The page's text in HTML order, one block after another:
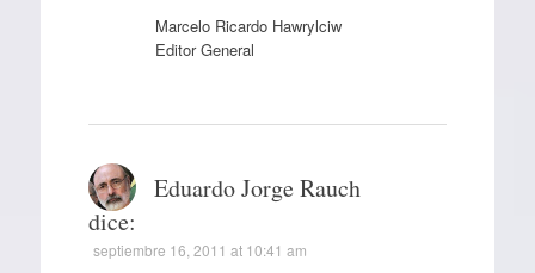
Marcelo Ricardo Hawrylciw
Editor General
Eduardo Jorge Rauch
dice:
septiembre 16, 2011 at 10:41 am